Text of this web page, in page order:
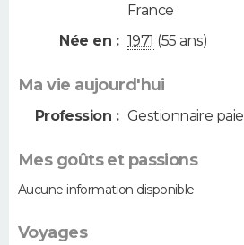
France
Née en : 1971 (55 ans)
Ma vie aujourd'hui
Profession : Gestionnaire paie
Mes goûts et passions
Aucune information disponible
Voyages